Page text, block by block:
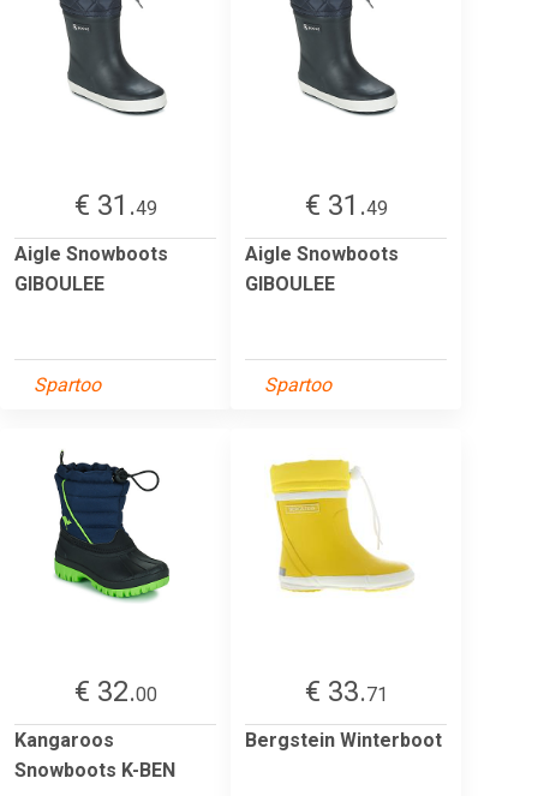
€ 31.49
Aigle Snowboots
GIBOULEE
Spartoo
€ 31.49
Aigle Snowboots
GIBOULEE
Spartoo
€ 32.00
Kangaroos
Snowboots K-BEN
€ 33.71
Bergstein Winterboot